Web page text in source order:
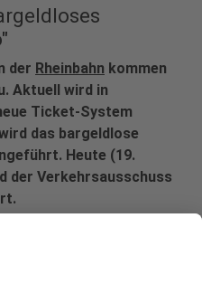
der Rheinbahn kommen
Aktuell wird in
Ticket-System
das bargeldlose
Heute (19.
der Verkehrsausschuss